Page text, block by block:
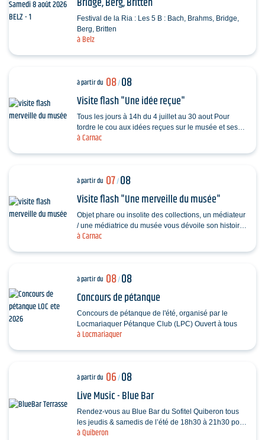
à Belz
Festival de la Ria : Les 5 B : Bach, Brahms, Bridge,
Berg, Britten
à Carnac
à partir du 08/08
Visite flash "Une idée reçue"
Tous les jours à 14h du 4 juillet au 30 aout Pour
tordre le cou aux idées reçues sur le musée et ses
collections, piochez au hasard une question et…
à Carnac
à partir du 07/08
Visite flash "Une merveille du musée"
Objet phare ou insolite des collections, un médiateur
/ une médiatrice du musée vous dévoile son histoire.
Sans réservation. Durée 30…
à Locmariaquer
à partir du 08/08
Concours de pétanque
Concours de pétanque de l'été, organisé par le
Locmariaquer Pétanque Club (LPC) Ouvert à tous
à Quiberon
à partir du 06/08
Live Music - Blue Bar
Rendez-vous au Blue Bar du Sofitel Quiberon tous
les jeudis & samedis de l’été de 18h30 à 21h30 pour
vivre des instants musicaux & conviviaux avec…